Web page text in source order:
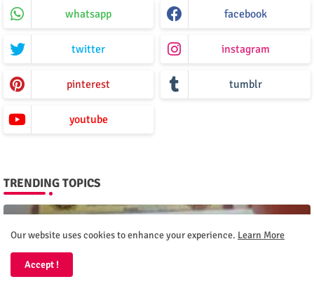
whatsapp facebook
twitter instagram
pinterest tumblr
youtube
TRENDING TOPICS
Our website uses cookies to enhance your experience. Learn More
Accept !